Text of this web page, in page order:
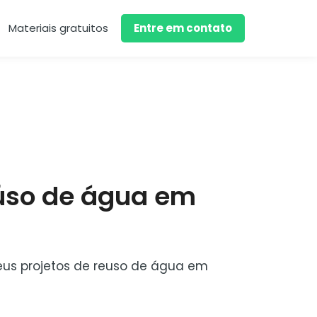
Materiais gratuitos Entre em contato
de água em
projetos de reuso de água em